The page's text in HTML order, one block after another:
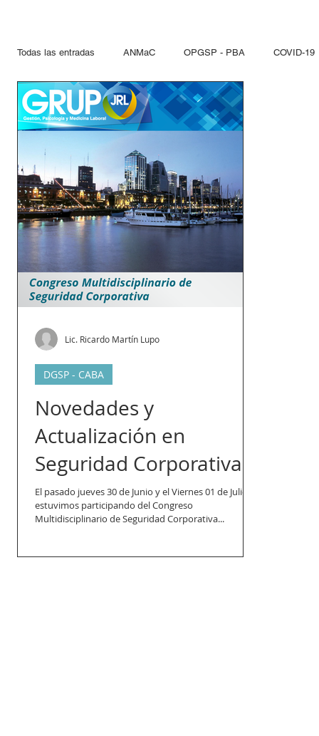
Todas las entradas ANMaC OPGSP - PBA COVID-19
Explosivos Mandatarios Seguridad Privada
Otras Jurisdicciones Artificios Pirotécnicos
Paseo del Bajo Hidrocarcuros Hidrocarburos
Propelentes Gestiones lupo
Novedades y
Actualización en
Seguridad Corporativa
El pasado jueves 30 de Junio y el Viernes 01 de Julio
estuvimos participando del Congreso
Multidisciplinario de Seguridad Corporativa...
DGSP - CABA
Lic. Ricardo Martín Lupo